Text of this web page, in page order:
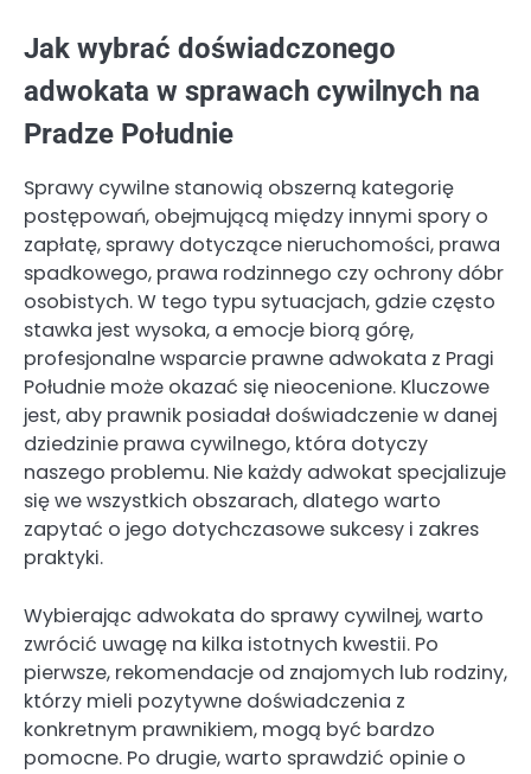
Jak wybrać doświadczonego
adwokata w sprawach cywilnych na
Pradze Południe
Sprawy cywilne stanowią obszerną kategorię
postępowań, obejmującą między innymi spory o
zapłatę, sprawy dotyczące nieruchomości, prawa
spadkowego, prawa rodzinnego czy ochrony dóbr
osobistych. W tego typu sytuacjach, gdzie często
stawka jest wysoka, a emocje biorą górę,
profesjonalne wsparcie prawne adwokata z Pragi
Południe może okazać się nieocenione. Kluczowe
jest, aby prawnik posiadał doświadczenie w danej
dziedzinie prawa cywilnego, która dotyczy
naszego problemu. Nie każdy adwokat specjalizuje
się we wszystkich obszarach, dlatego warto
zapytać o jego dotychczasowe sukcesy i zakres
praktyki.
Wybierając adwokata do sprawy cywilnej, warto
zwrócić uwagę na kilka istotnych kwestii. Po
pierwsze, rekomendacje od znajomych lub rodziny,
którzy mieli pozytywne doświadczenia z
konkretnym prawnikiem, mogą być bardzo
pomocne. Po drugie, warto sprawdzić opinie o